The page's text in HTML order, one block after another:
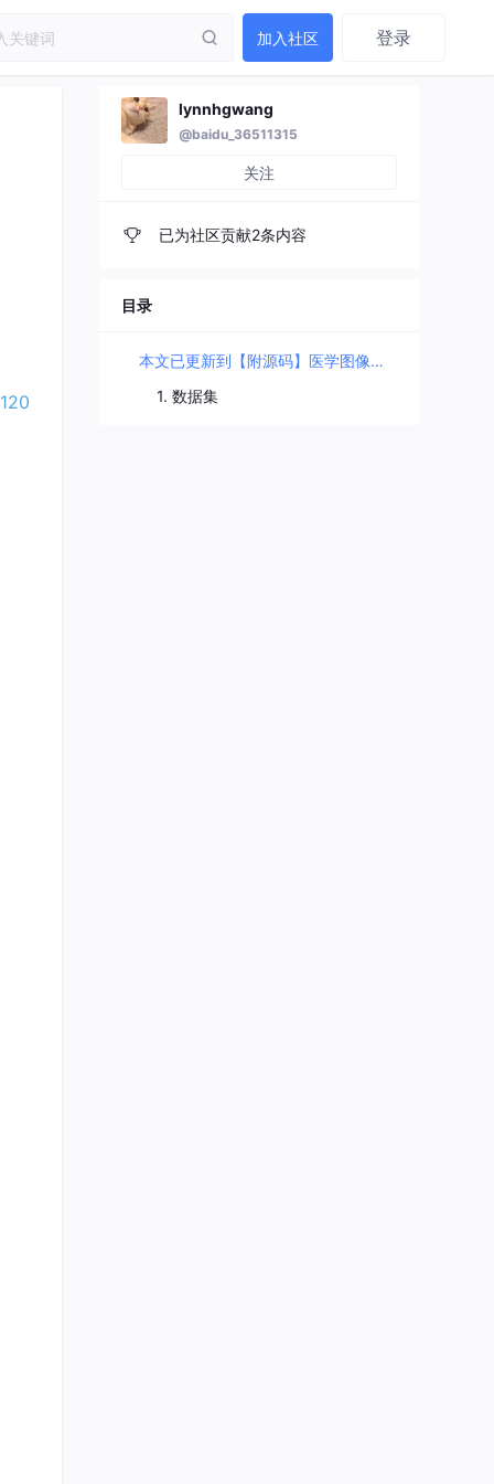
加入社区 登录
lynnhgwang
@baidu_36511315
关注
已为社区贡献2条内容
目录
本文已更新到【附源码】医学图像分割入门实践
1. 数据集